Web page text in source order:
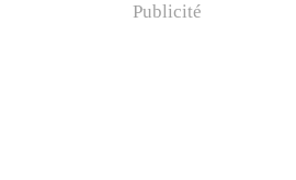
Publicité